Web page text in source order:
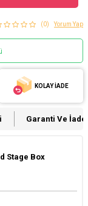
(0) Yorum Yap
KOLAY İADE
Garanti Ve İade
Stage Box